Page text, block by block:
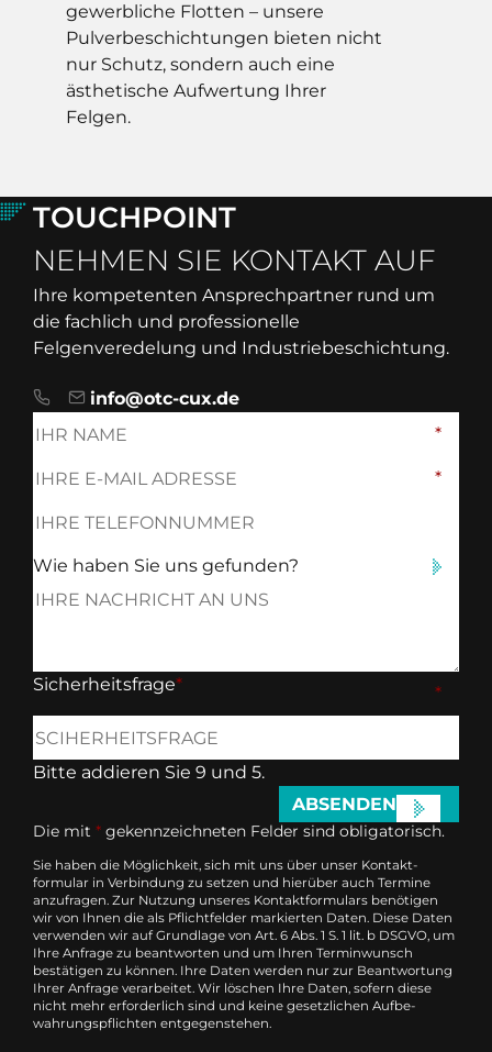
gewerbliche Flotten – unsere
Pulverbeschichtungen bieten nicht
nur Schutz, sondern auch eine
ästhetische Aufwertung Ihrer
Felgen.
TOUCHPOINT
NEHMEN SIE KONTAKT AUF
Ihre kompetenten Ansprechpartner rund um
die fachlich und professionelle
Felgenveredelung und Industriebeschichtung.
info@otc-cux.de
Sicherheitsfrage*
Bitte addieren Sie 9 und 5.
ABSENDEN
Die mit * gekennzeichneten Felder sind obligatorisch.
Sie haben die Möglichkeit, sich mit uns über unser Kontakt­
formular in Verbindung zu setzen und hierüber auch Termine
anzufragen. Zur Nutzung unseres Kontakt­formulars benötigen
wir von Ihnen die als Pflichtfelder markierten Daten. Diese Daten
verwenden wir auf Grundlage von Art. 6 Abs. 1 S. 1 lit. b DSGVO, um
Ihre Anfrage zu beantworten und um Ihren Termin­wunsch
bestätigen zu können. Ihre Daten werden nur zur Beantwortung
Ihrer Anfrage verarbeitet. Wir löschen Ihre Daten, sofern diese
nicht mehr erforderlich sind und keine gesetzlichen Auf­be­
wahrungs­pflichten entgegenstehen.